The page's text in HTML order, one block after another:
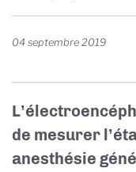
04 septembre 2019
de mesurer
anesthésie